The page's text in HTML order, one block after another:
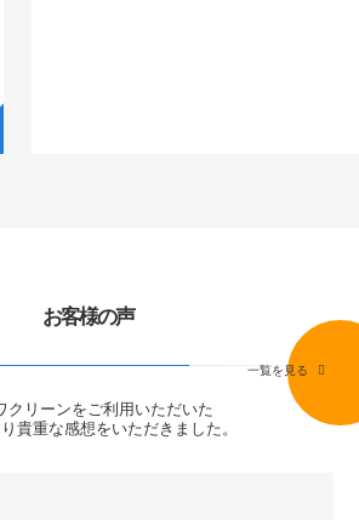
お客様の声
クリーンをご利用いただいた
貴重な感想をいただきました。
一覧を見る